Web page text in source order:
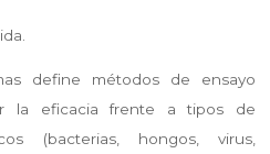
define métodos de ensayo
la eficacia frente a tipos de
(bacterias, hongos, virus,